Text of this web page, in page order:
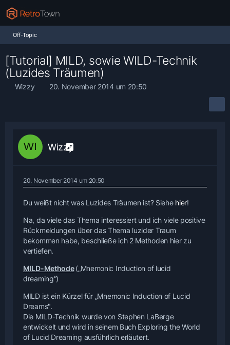
Off-Topic
[Tutorial] MILD, sowie WILD-Technik
(Luzides Träumen)
Wizzy 20. November 2014 um 20:50
Wizzy
20. November 2014 um 20:50
Du weißt nicht was Luzides Träumen ist? Siehe hier!
Na, da viele das Thema interessiert und ich viele positive
Rückmeldungen über das Thema luzider Traum
bekommen habe, beschließe ich 2 Methoden hier zu
vertiefen.
MILD-Methode („Mnemonic Induction of lucid
dreaming“)
MILD ist ein Kürzel für „Mnemonic Induction of Lucid
Dreams".
Die MILD-Technik wurde von Stephen LaBerge
entwickelt und wird in seinem Buch Exploring the World
of Lucid Dreaming ausführlich erläutert.